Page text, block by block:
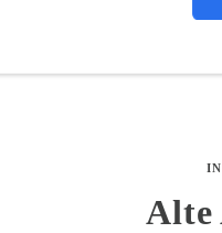
Alte